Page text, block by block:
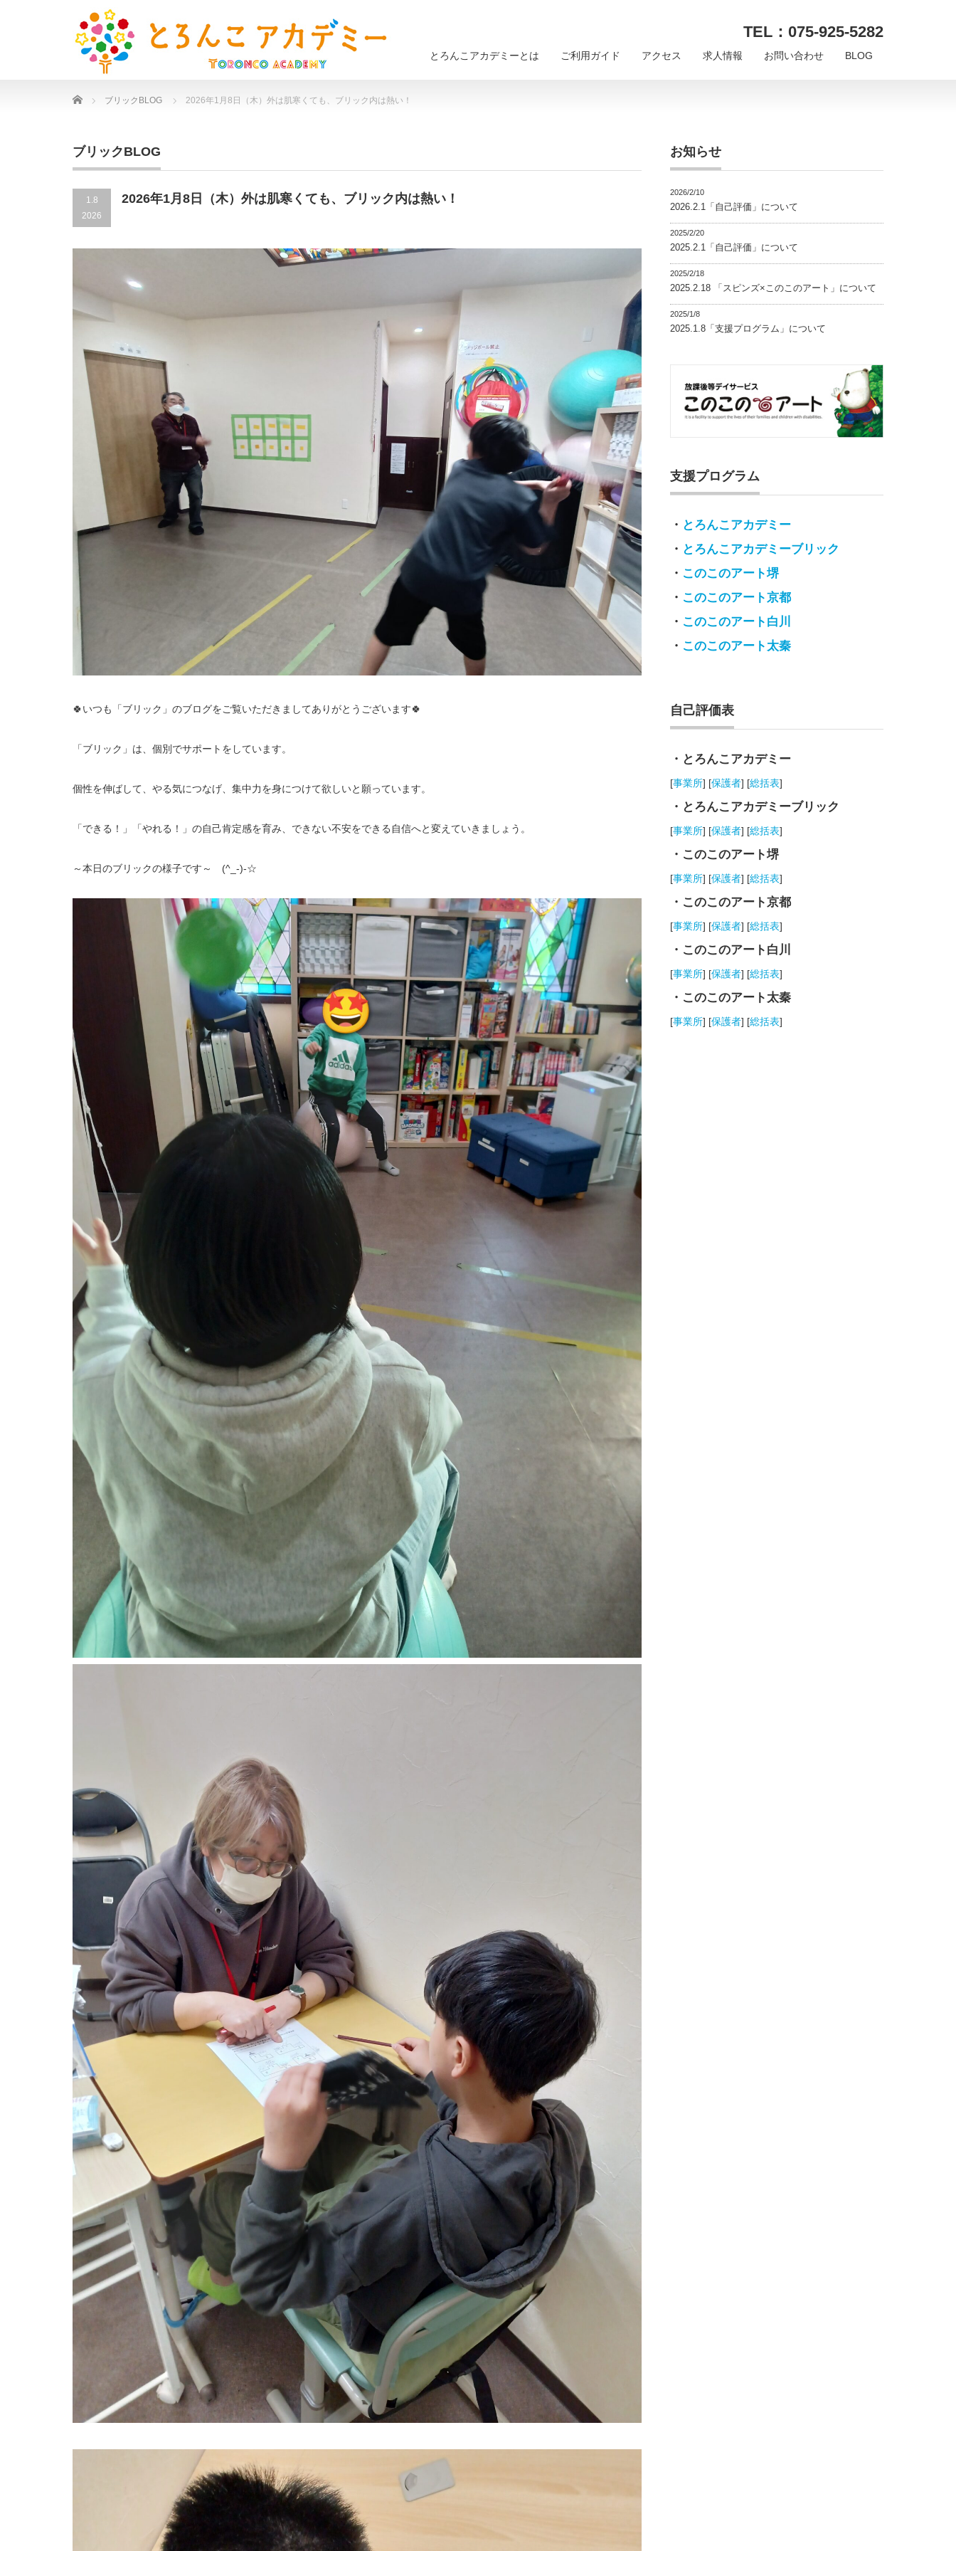
TEL：075-925-5282
とろんこアカデミーとは ご利用ガイド アクセス 求人情報 お問い合わせ BLOG
Home ブリックBLOG 2026年1月8日（木）外は肌寒くても、ブリック内は熱い！
ブリックBLOG
1.8
2026
2026年1月8日（木）外は肌寒くても、ブリック内は熱い！
🍀いつも「ブリック」のブログをご覧いただきましてありがとうございます🍀
「ブリック」は、個別でサポートをしています。
個性を伸ばして、やる気につなげ、集中力を身につけて欲しいと願っています。
「できる！」「やれる！」の自己肯定感を育み、できない不安をできる自信へと変えていきましょう。
～本日のブリックの様子です～ (^_-)-☆
お知らせ
2026/2/10
2026.2.1「自己評価」について
2025/2/20
2025.2.1「自己評価」について
2025/2/18
2025.2.18 「スピンズ×このこのアート」について
2025/1/8
2025.1.8「支援プログラム」について
支援プログラム
・ とろんこアカデミー
・ とろんこアカデミーブリック
・ このこのアート堺
・ このこのアート京都
・ このこのアート白川
・ このこのアート太秦
自己評価表
・とろんこアカデミー
[事業所] [保護者] [総括表]
・とろんこアカデミーブリック
[事業所] [保護者] [総括表]
・このこのアート堺
[事業所] [保護者] [総括表]
・このこのアート京都
[事業所] [保護者] [総括表]
・このこのアート白川
[事業所] [保護者] [総括表]
・このこのアート太秦
[事業所] [保護者] [総括表]